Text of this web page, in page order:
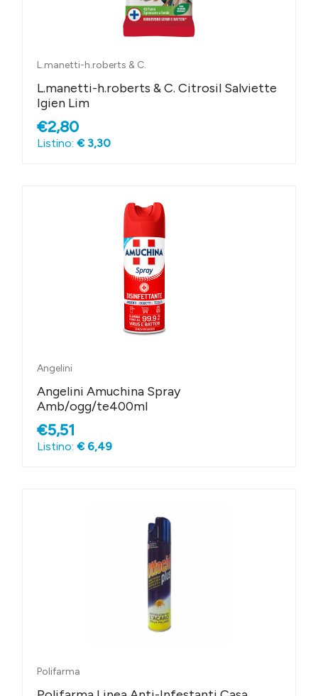
L.manetti-h.roberts & C.
L.manetti-h.roberts & C. Citrosil Salviette
Igien Lim
€2,80
Listino: € 3,30
Angelini
Angelini Amuchina Spray
Amb/ogg/te400ml
€5,51
Listino: € 6,49
Polifarma